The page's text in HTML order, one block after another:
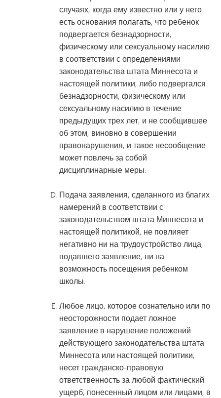
случаях, когда ему известно или у него
есть основания полагать, что ребенок
подвергается безнадзорности,
физическому или сексуальному насилию
в соответствии с определениями
законодательства штата Миннесота и
настоящей политики, либо подвергался
безнадзорности, физическому или
сексуальному насилию в течение
предыдущих трех лет, и не сообщившее
об этом, виновно в совершении
правонарушения, и такое несообщение
может повлечь за собой
дисциплинарные меры.
Подача заявления, сделанного из благих
намерений в соответствии с
законодательством штата Миннесота и
настоящей политикой, не повлияет
негативно ни на трудоустройство лица,
подавшего заявление, ни на
возможность посещения ребенком
школы.
Любое лицо, которое сознательно или по
неосторожности подает ложное
заявление в нарушение положений
действующего законодательства штата
Миннесота или настоящей политики,
несет гражданско-правовую
ответственность за любой фактический
ущерб, понесенный лицом или лицами, в